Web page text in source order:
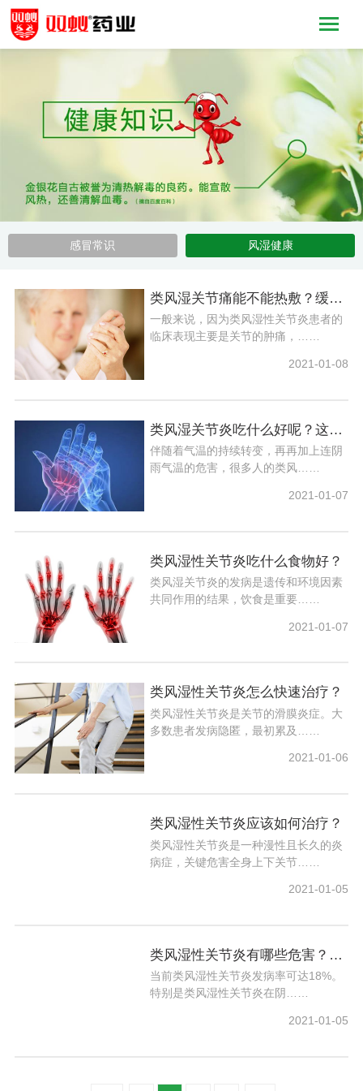
感冒常识 风湿健康
类风湿关节痛能不能热敷？缓解关节疼痛方法
一般来说，因为类风湿性关节炎患者的
临床表现主要是关节的肿痛，……
2021-01-08
类风湿关节炎吃什么好呢？这4种食材不容错过
伴随着气温的持续转变，再再加上连阴
雨气温的危害，很多人的类风……
2021-01-07
类风湿性关节炎吃什么食物好？
类风湿关节炎的发病是遗传和环境因素
共同作用的结果，饮食是重要……
2021-01-07
类风湿性关节炎怎么快速治疗？
类风湿性关节炎是关节的滑膜炎症。大
多数患者发病隐匿，最初累及……
2021-01-06
类风湿性关节炎应该如何治疗？
类风湿性关节炎是一种漫性且长久的炎
病症，关键危害全身上下关节……
2021-01-05
类风湿性关节炎有哪些危害？得了类风湿关节炎的原因是什么？
当前类风湿性关节炎发病率可达18%。
特别是类风湿性关节炎在阴……
2021-01-05